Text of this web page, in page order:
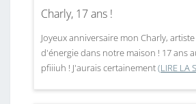
Charly, 17 ans !
Joyeux anniversaire mon Charly,
d'énergie dans notre maison ! 17 ans
pfiiiuh ! J'aurais certainement(LIRE LA